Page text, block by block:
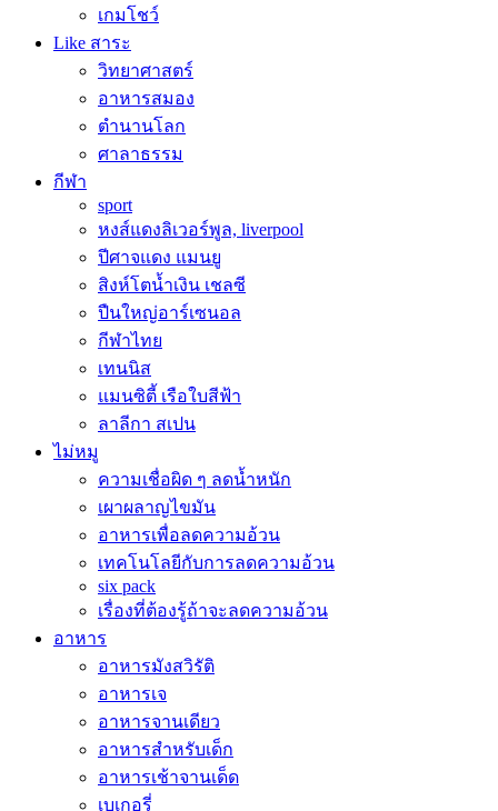
เกมโชว์
Like สาระ
วิทยาศาสตร์
อาหารสมอง
ตำนานโลก
ศาลาธรรม
กีฬา
sport
หงส์แดงลิเวอร์พูล, liverpool
ปีศาจแดง แมนยู
สิงห์โตน้ำเงิน เชลซี
ปืนใหญ่อาร์เซนอล
กีฬาไทย
เทนนิส
แมนซิตี้ เรือใบสีฟ้า
ลาลีกา สเปน
ไม่หมู
ความเชื่อผิด ๆ ลดน้ำหนัก
เผาผลาญไขมัน
อาหารเพื่อลดความอ้วน
เทคโนโลยีกับการลดความอ้วน
six pack
เรื่องที่ต้องรู้ถ้าจะลดความอ้วน
อาหาร
อาหารมังสวิรัติ
อาหารเจ
อาหารจานเดียว
อาหารสำหรับเด็ก
อาหารเช้าจานเด็ด
เบเกอรี่